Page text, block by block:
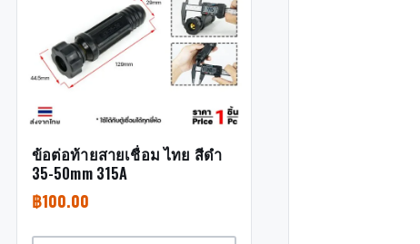
ข้อต่อท้ายสายเชื่อม ไทย สีดำ
35-50mm 315A
฿100.00